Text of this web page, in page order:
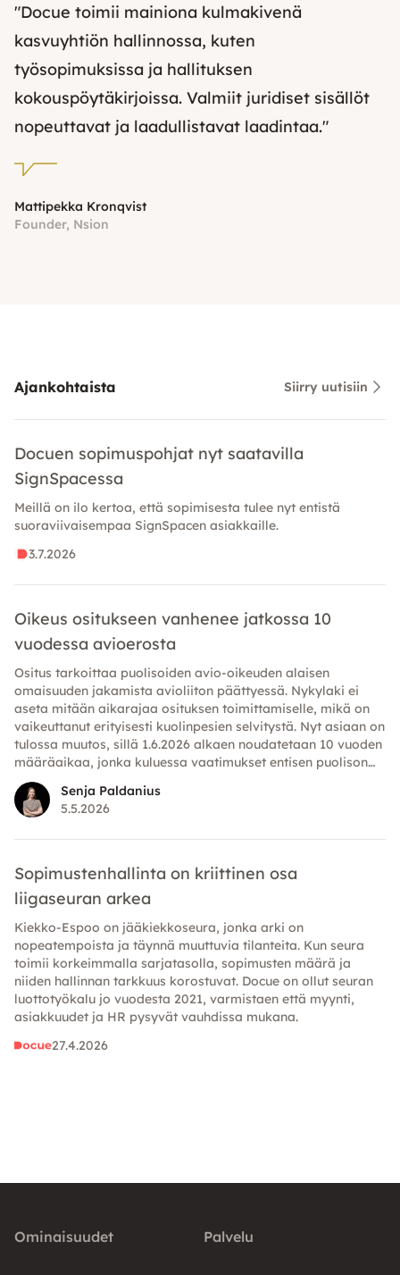
"Docue toimii mainiona kulmakivenä
kasvuyhtiön hallinnossa, kuten
työsopimuksissa ja hallituksen
kokouspöytäkirjoissa. Valmiit juridiset sisällöt
nopeuttavat ja laadullistavat laadintaa."
Mattipekka Kronqvist
Founder, Nsion
Ajankohtaista Siirry uutisiin
Docuen sopimuspohjat nyt saatavilla
SignSpacessa
Meillä on ilo kertoa, että sopimisesta tulee nyt entistä
suoraviivaisempaa SignSpacen asiakkaille.
3.7.2026
Oikeus ositukseen vanhenee jatkossa 10
vuodessa avioerosta
Ositus tarkoittaa puolisoiden avio-oikeuden alaisen
omaisuuden jakamista avioliiton päättyessä. Nykylaki ei
aseta mitään aikarajaa osituksen toimittamiselle, mikä on
vaikeuttanut erityisesti kuolinpesien selvitystä. Nyt asiaan on
tulossa muutos, sillä 1.6.2026 alkaen noudatetaan 10 vuoden
määräaikaa, jonka kuluessa vaatimukset entisen puolison
omaisuutta kohtaan on esitettävä.
Senja Paldanius
5.5.2026
Sopimustenhallinta on kriittinen osa
liigaseuran arkea
Kiekko-Espoo on jääkiekkoseura, jonka arki on
nopeatempoista ja täynnä muuttuvia tilanteita. Kun seura
toimii korkeimmalla sarjatasolla, sopimusten määrä ja
niiden hallinnan tarkkuus korostuvat. Docue on ollut seuran
luottotyökalu jo vuodesta 2021, varmistaen että myynti,
asiakkuudet ja HR pysyvät vauhdissa mukana.
27.4.2026
Ominaisuudet Palvelu